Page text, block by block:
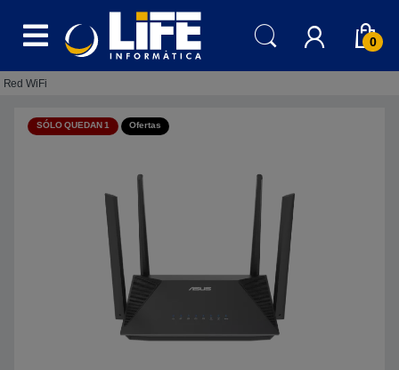
0
Red WiFi
SÓLO QUEDAN 1 Ofertas